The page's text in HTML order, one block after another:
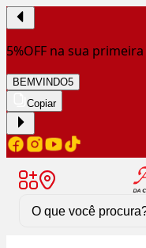
5%OFF na sua
BEMVINDO5
Copiar